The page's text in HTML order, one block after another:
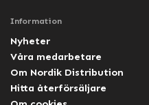
Information
Nyheter
Våra medarbetare
Om Nordik Distribution
Hitta återförsäljare